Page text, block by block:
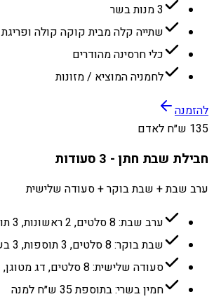
3 מנות בשר
שתייה קלה מבית קוקה קולה ופריגת
כלי חרסינה מהודרים
לחמניה המוציא / מזונות
להזמנה
135 ש״ח לאדם
חבילת שבת חתן - 3 סעודות
ערב שבת + שבת בוקר + סעודה שלישית
ערב שבת: 8 סלטים, 2 ראשונות, 3 תוספות, 3 בשרים
שבת בוקר: 8 סלטים, 3 תוספות, 3 בשרים
סעודה שלישית: 8 סלטים, דג מטוגן, פשטידת השף
חמין בשרי: בתוספת 35 ש״ח למנה